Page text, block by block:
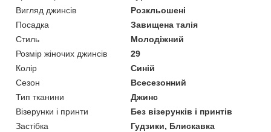
Вигляд джинсів
Розкльошені
Посадка
Завищена талія
Стиль
Молодіжний
Розмір жіночих джинсів
29
Колір
Синій
Сезон
Всесезонний
Тип тканини
Джинс
Візерунки і принти
Без візерунків і принтів
Застібка
Гудзики, Блискавка